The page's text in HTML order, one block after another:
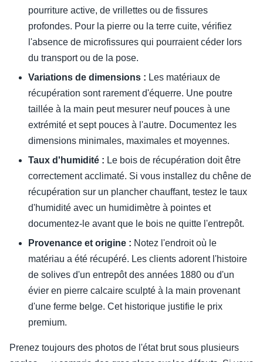
pourriture active, de vrillettes ou de fissures
profondes. Pour la pierre ou la terre cuite, vérifiez
l'absence de microfissures qui pourraient céder lors
du transport ou de la pose.
Variations de dimensions : Les matériaux de
récupération sont rarement d'équerre. Une poutre
taillée à la main peut mesurer neuf pouces à une
extrémité et sept pouces à l'autre. Documentez les
dimensions minimales, maximales et moyennes.
Taux d'humidité : Le bois de récupération doit être
correctement acclimaté. Si vous installez du chêne de
récupération sur un plancher chauffant, testez le taux
d'humidité avec un humidimètre à pointes et
documentez-le avant que le bois ne quitte l'entrepôt.
Provenance et origine : Notez l'endroit où le
matériau a été récupéré. Les clients adorent l'histoire
de solives d'un entrepôt des années 1880 ou d'un
évier en pierre calcaire sculpté à la main provenant
d'une ferme belge. Cet historique justifie le prix
premium.
Prenez toujours des photos de l'état brut sous plusieurs